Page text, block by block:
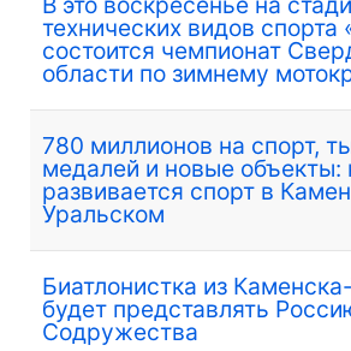
технических видов спорта
состоится чемпионат
области по зимнему
780 миллионов на спорт,
медалей и новые объекты:
развивается спорт в
Уральском
Биатлонистка из
будет представлять
Содружества